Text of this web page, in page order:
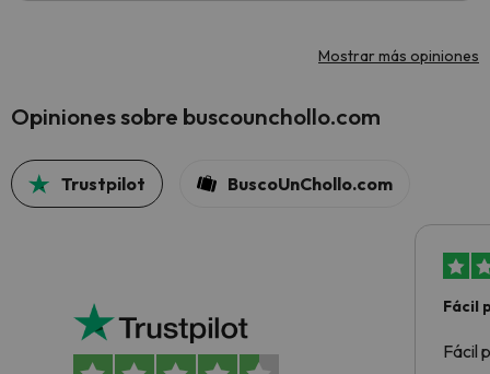
Mostrar más opiniones
Opiniones sobre buscounchollo.com
Trustpilot BuscoUnChollo.com
Fácil
Fácil